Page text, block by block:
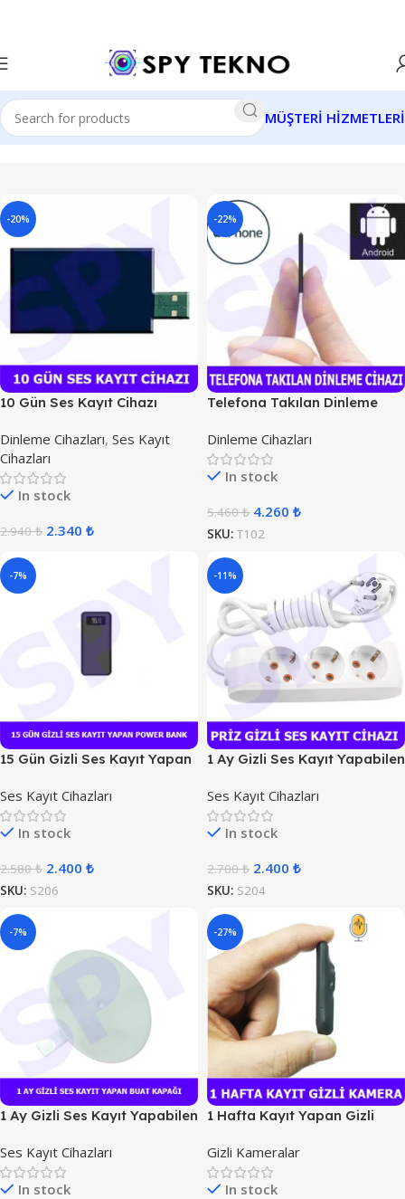
MÜŞTERİ HİZMETLERİ
-20%
10 Gün Ses Kayıt Cihazı
Dinleme Cihazları, Ses Kayıt
Cihazları
In stock
2.940₺ 2.340 ₺
-22%
Telefona Takılan Dinleme
Dinleme Cihazları
In stock
5.460₺ 4.260 ₺
SKU: T102
-7%
15 Gün Gizli Ses Kayıt Yapan
Ses Kayıt Cihazları
In stock
2.580₺ 2.400 ₺
SKU: S206
-11%
1 Ay Gizli Ses Kayıt Yapabilen
Ses Kayıt Cihazları
In stock
2.700₺ 2.400 ₺
SKU: S204
-7%
1 Ay Gizli Ses Kayıt Yapabilen
Ses Kayıt Cihazları
In stock
-27%
1 Hafta Kayıt Yapan Gizli
Gizli Kameralar
In stock